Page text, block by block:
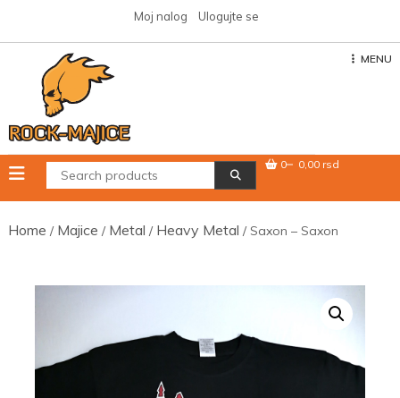
content
Moj nalog Ulogujte se
MENU
0 0,00 rsd
Home / Majice / Metal / Heavy Metal / Saxon – Saxon